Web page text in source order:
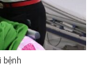
bệnh